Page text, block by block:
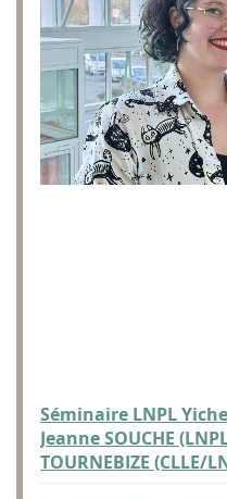
Séminaire LNPL
Jeanne SOUCHE
TOURNEBIZE (CLLE/